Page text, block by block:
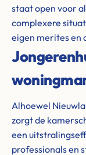
staat open voor
complexere
eigen merites en
Alhoewel
zorgt de
een
professionals en